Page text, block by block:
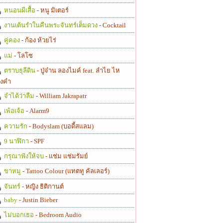
หนอนผีเสื้อ - หนู มิเตอร์
งานเต้นรำในคืนพระจันทร์เต็มดวง - Cocktail
คู่คอง - ก้อง ห้วยไร่
แม่ - โลโซ
ตราบธุลีดิน - ปู่จ๋าน ลองไมค์ feat. ลำไย ไห
คำ
จำได้ว่าลืม - William Jakrapatr
เพ้อเจ้อ - Alarm9
ความรัก - Bodyslam (บอดี้สแลม)
9 นาฬิกา - SPF
กรุณาฟังให้จบ - แช่ม แช่มรัมย์
ขาหมู - Tattoo Colour (แทตทู คัลเลอร์)
จันทร์ - หญิง ธิติกานต์
baby - Justin Bieber
ไม่บอกเธอ - Bedroom Audio